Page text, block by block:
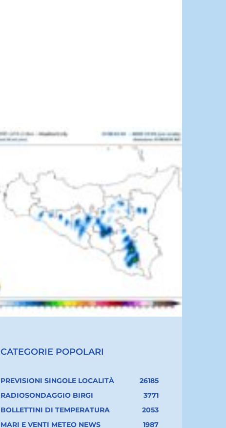
CATEGORIE POPOLARI
PREVISIONI SINGOLE LOCALITÀ
26185
RADIOSONDAGGIO BIRGI
3771
BOLLETTINI DI TEMPERATURA
2053
MARI E VENTI METEO NEWS
1987